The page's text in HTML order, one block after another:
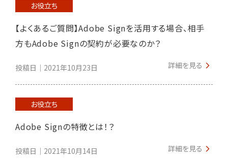
お役立ち
【よくあるご質問】Adobe Signを活用する場合、相手
方もAdobe Signの契約が必要なのか？
投稿日｜2021年10月23日 詳細を見る
お役立ち
Adobe Signの特徴とは！？
投稿日｜2021年10月14日 詳細を見る